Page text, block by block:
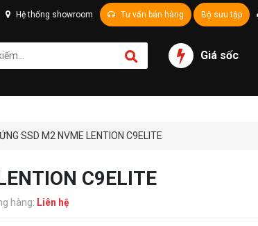
Hệ thống showroom Tư vấn bán hàng Bộ sưu tập
Giá sốc
SSD M2 NVME LENTION C9ELITE
C9ELITE
hàng: Liên hệ